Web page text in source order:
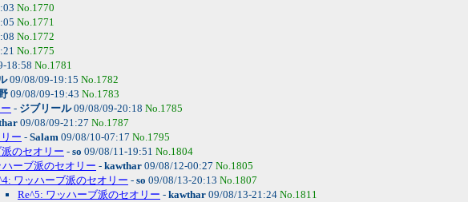
No.1770
No.1771
No.1772
No.1775
18:58 No.1781
09/08/09-19:15 No.1782
09/08/09-19:43 No.1783
- ジブリール09/08/09-20:18 No.1785
09/08/09-21:27 No.1787
ー - Salam 09/08/10-07:17 No.1795
のセオリー - so 09/08/11-19:51 No.1804
ハーブ派のセオリー - kawthar 09/08/12-00:27 No.1805
ワッハーブ派のセオリー - so 09/08/13-20:13 No.1807
Re^5: ワッハーブ派のセオリー - kawthar 09/08/13-21:24 No.1811